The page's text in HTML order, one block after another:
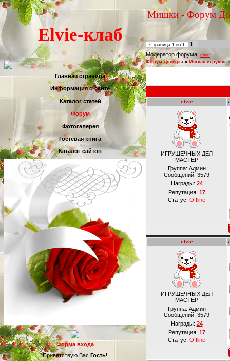
Elvie-клаб
Главная страница
Информация о сайте
Каталог статей
Форум
Фотогалерея
Гостевая книга
Каталог сайтов
Форма входа
Приветствую Вас Гость!
Мишки - Форум
Страница 1 из 1
1
Модератор форума: elvie
Форум Донецка » Мягкая игрушка
elvie
ИГРУШЕЧНЫХ ДЕЛ
МАСТЕР
Группа: Админ
Сообщений: 3579
Награды: 24
Репутация: 17
Статус: Offline
elvie
ИГРУШЕЧНЫХ ДЕЛ
МАСТЕР
Группа: Админ
Сообщений: 3579
Награды: 24
Репутация: 17
Статус: Offline